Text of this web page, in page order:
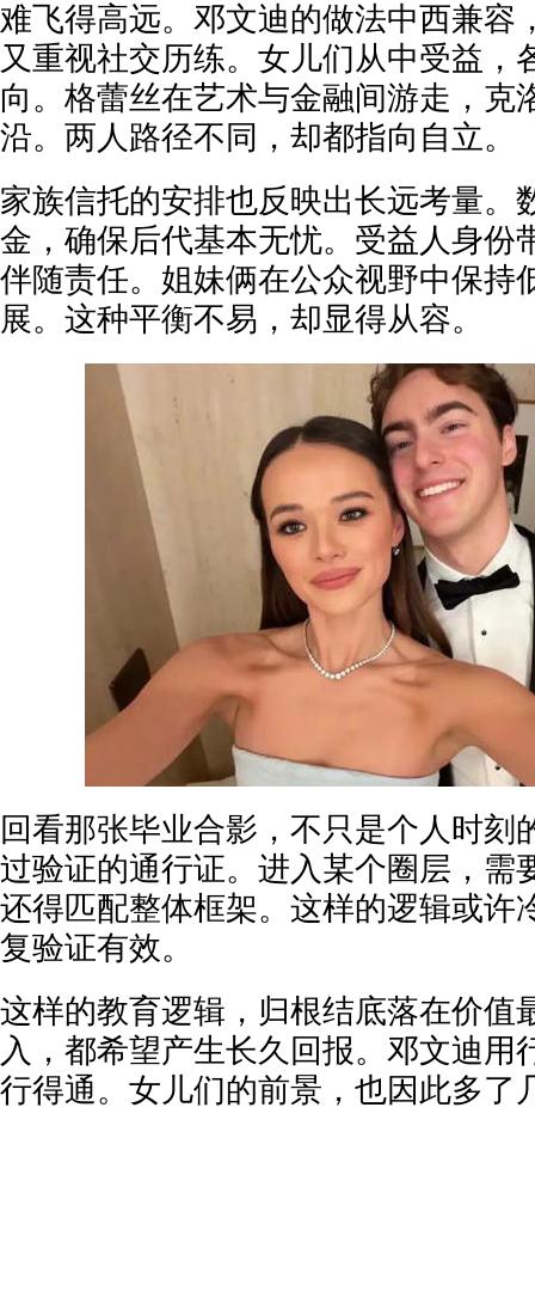
难飞得高远。邓文迪的做法中西兼容
又重视社交历练。女儿们从中受益，
向。格蕾丝在艺术与金融间游走，克
沿。两人路径不同，却都指向自立。
家族信托的安排也反映出长远考量。
金，确保后代基本无忧。受益人身份
伴随责任。姐妹俩在公众视野中保持
展。这种平衡不易，却显得从容。
回看那张毕业合影，不只是个人时刻
过验证的通行证。进入某个圈层，需
还得匹配整体框架。这样的逻辑或许
复验证有效。
这样的教育逻辑，归根结底落在价值
入，都希望产生长久回报。邓文迪用
行得通。女儿们的前景，也因此多了